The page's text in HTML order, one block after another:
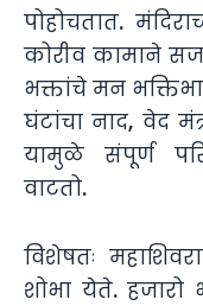
पोहोचतात.
कोरीव कामाने
भक्तांचे मन
घंटांचा नाद, वेद
यामुळे संपूर्ण
वाटतो.
विशेषतः
शोभा येते. हजारो